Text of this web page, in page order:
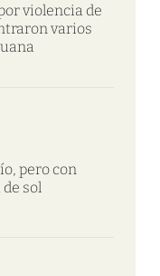
violencia de
varios
pero con
sol